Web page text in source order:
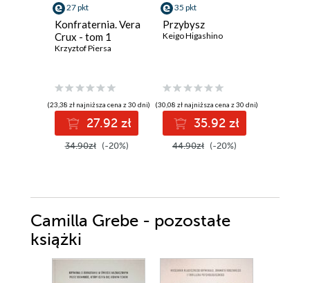
27 pkt
Konfraternia. Vera
Crux - tom 1
Krzyztof Piersa
(23,38 zł najniższa cena z 30 dni)
27.92 zł
34.90zł (-20%)
35 pkt
Przybysz
Keigo Higashino
(30,08 zł najniższa cena z 30 dni)
35.92 zł
44.90zł (-20%)
Camilla Grebe - pozostałe
książki